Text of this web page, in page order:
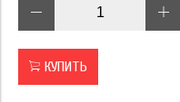
КУПИТЬ